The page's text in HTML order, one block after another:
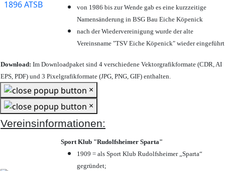
von 1986 bis zur Wende gab es eine kurzzeitige
Namensänderung in BSG Bau Eiche Köpenick
nach der Wiedervereinigung wurde der alte
Vereinsname "TSV Eiche Köpenick" wieder eingeführt
Download: Im Downloadpaket sind 4 verschiedene Vektorgrafikformate (CDR, AI
EPS, PDF) und 3 Pixelgrafikformate (JPG, PNG, GIF) enthalten.
×
×
Vereinsinformationen:
Sport Klub "Rudolfsheimer Sparta"
1909 = als Sport Klub Rudolfsheimer „Sparta“
gegründet;